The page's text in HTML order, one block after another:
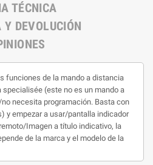
TÉCNICA
Y DEVOLUCIÓN
funciones de la mando a distancia
(este no es un mando a
necesita programación. Basta con
y empezar a usar/pantalla indicador
Imagen a título indicativo, la
de la marca y el modelo de la